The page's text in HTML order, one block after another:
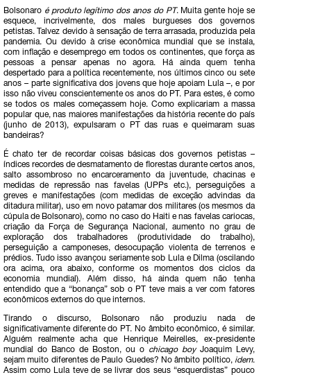
Bolsonaro é produto legítimo dos anos do PT. Muita gente hoje se
esquece, incrivelmente, dos males burgueses dos governos
petistas. Talvez devido à sensação de terra arrasada, produzida pela
pandemia. Ou devido à crise econômica mundial que se instala,
com inflação e desemprego em todos os continentes, que força as
pessoas a pensar apenas no agora. Há ainda quem tenha
despertado para a política recentemente, nos últimos cinco ou sete
anos – parte significativa dos jovens que hoje apoiam Lula –, e por
isso não viveu conscientemente os anos do PT. Para estes, é como
se todos os males começassem hoje. Como explicariam a massa
popular que, nas maiores manifestações da história recente do país
(junho de 2013), expulsaram o PT das ruas e queimaram suas
bandeiras?
É chato ter de recordar coisas básicas dos governos petistas –
índices recordes de desmatamento de florestas durante certos anos,
salto assombroso no encarceramento da juventude, chacinas e
medidas de repressão nas favelas (UPPs etc.), perseguições a
greves e manifestações (com medidas de exceção advindas da
ditadura militar), uso em novo patamar dos militares (os mesmos da
cúpula de Bolsonaro), como no caso do Haiti e nas favelas cariocas,
criação da Força de Segurança Nacional, aumento no grau de
exploração dos trabalhadores (produtividade do trabalho),
perseguição a camponeses, desocupação violenta de terrenos e
prédios. Tudo isso avançou seriamente sob Lula e Dilma (oscilando
ora acima, ora abaixo, conforme os momentos dos ciclos da
economia mundial). Além disso, há ainda quem não tenha
entendido que a “bonança” sob o PT teve mais a ver com fatores
econômicos externos do que internos.
Tirando o discurso, Bolsonaro não produziu nada de
significativamente diferente do PT. No âmbito econômico, é similar.
Alguém realmente acha que Henrique Meirelles, ex-presidente
mundial do Banco de Boston, ou o chicago boyJoaquim Levy,
sejam muito diferentes de Paulo Guedes? No âmbito político, idem.
Assim como Lula teve de se livrar dos seus “esquerdistas” pouco